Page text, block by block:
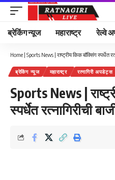
ब्रेकिंग न्यूज महाराष्ट्र रेल्वे
Home | Sports News | राष्ट्रीय किक बॉक्सिंग स्पर्धेत
ब्रेकिंग न्यूज महाराष्ट्र रत्नागिरी अपडेट्स
Sports News |
स्पर्धेत रत्नागिरीची